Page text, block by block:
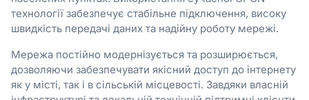
технології забезпечує стабільне підключення, високу
швидкість передачі даних та надійну роботу мережі.
Мережа постійно модернізується та розширюється,
дозволяючи забезпечувати якісний доступ до інтернету
як у місті, так і в сільській місцевості. Завдяки власній